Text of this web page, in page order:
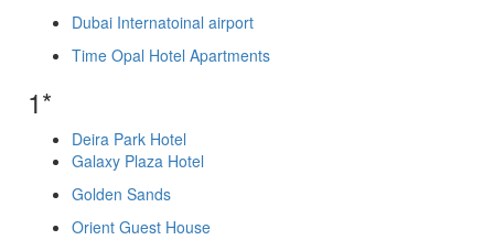
Dubai Internatoinal airport
Time Opal Hotel Apartments
1*
Deira Park Hotel
Galaxy Plaza Hotel
Golden Sands
Orient Guest House